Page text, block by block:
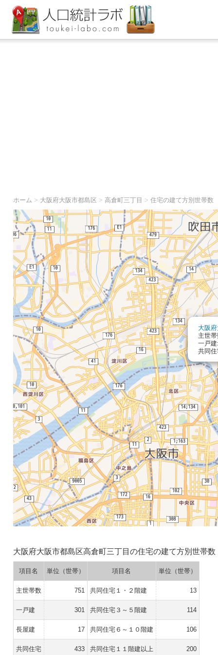
ホーム > 大阪府大阪市都島区 > 高倉町三丁目 > 住宅の建て方別世帯数
大阪
主世
一戸
共同
大阪府大阪市都島区高倉町三丁目の住宅の建て方別世帯数
項目名 単位（世帯） 項目名 単位（世帯）
主世帯数 751 共同住宅１・２階建 13
一戸建 301 共同住宅３～５階建 114
長屋建 17 共同住宅６～１０階建 106
共同住宅 433 共同住宅１１階建以上 200